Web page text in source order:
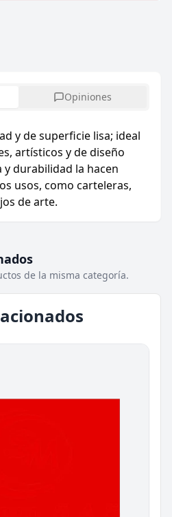
Opiniones
y de superficie lisa; ideal
artísticos y de diseño
durabilidad la hacen
usos, como carteleras,
de arte.
de la misma categoría.